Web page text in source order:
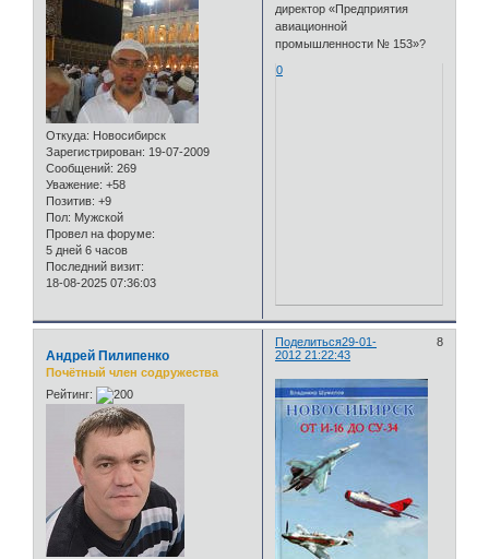
Откуда: Новосибирск
Зарегистрирован: 19-07-2009
Сообщений: 269
Уважение: +58
Позитив: +9
Пол: Мужской
Провел на форуме:
5 дней 6 часов
Последний визит:
18-08-2025 07:36:03
директор «Предприятия
авиационной
промышленности № 153»?
0
Поделиться 8
29-01-
2012 21:22:43
Андрей Пилипенко
Почётный член содружества
Рейтинг: